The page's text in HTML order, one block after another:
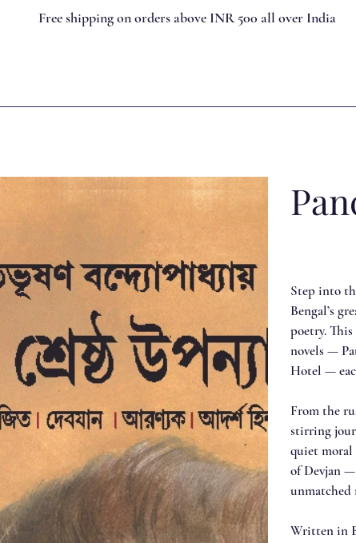
Free shipping on orders above INR 500 all over India
Step into
Bengal’s
poetry.
novels —
Hotel —
From the
stirring
quiet moral
of Devjan
unmatched
Written in